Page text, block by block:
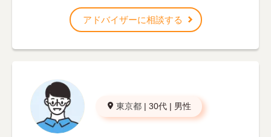
アドバイザーに相談する
東京都 | 30代 | 男性